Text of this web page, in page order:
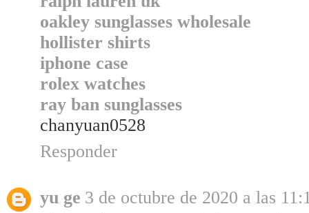
oakley sunglasses wholesale
hollister shirts
iphone case
rolex watches
ray ban sunglasses
chanyuan0528
Responder
yu ge 3 de octubre de 2020 a las